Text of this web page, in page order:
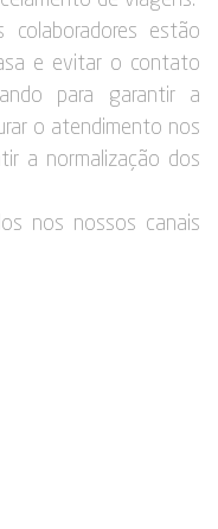
estão
e evitar o contato
para garantir a
o atendimento nos
a normalização dos
nos nossos canais